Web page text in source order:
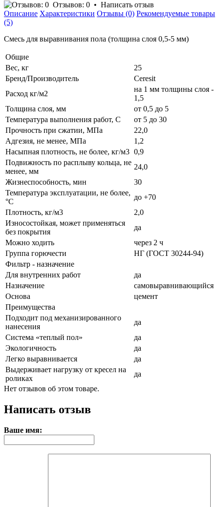
Отзывов: 0 • Написать отзыв
Описание Характеристики Отзывы (0) Рекомендуемые товары
(5)
Смесь для выравнивания пола (толщина слоя 0,5-5 мм)
Общие
Вес, кг
25
Бренд/Производитель
Ceresit
Расход кг/м2
на 1 мм толщины слоя -
1,5
Толщина слоя, мм
от 0,5 до 5
Температура выполнения работ, C
от 5 до 30
Прочность при сжатии, МПа
22,0
Адгезия, не менее, МПа
1,2
Насыпная плотность, не более, кг/м3 0,9
Подвижность по расплыву кольца, не
менее, мм
24,0
Жизнеспособность, мин
30
Температура эксплуатации, не более,
°С
до +70
Плотность, кг/м3
2,0
Износостойкая, может применяться
без покрытия
да
Можно ходить
через 2 ч
Группа горючести
НГ (ГОСТ 30244-94)
Фильтр - назначение
Для внутренних работ
да
Назначение
самовыравнивающийся
Основа
цемент
Преимущества
Подходит под механизированного
нанесения
да
Система «теплый пол»
да
Экологичность
да
Легко выравнивается
да
Выдерживает нагрузку от кресел на
роликах
да
Нет отзывов об этом товаре.
Написать отзыв
Ваше имя: